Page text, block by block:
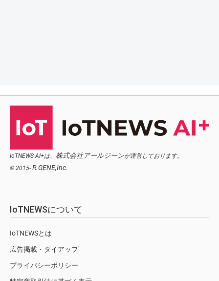
IoTNEWS AI+は、 株式会社アールジーンが運営しております。
© 2015- R.GENE,Inc.
IoTNEWSについて
IoTNEWSとは
広告掲載・タイアップ
プライバシーポリシー